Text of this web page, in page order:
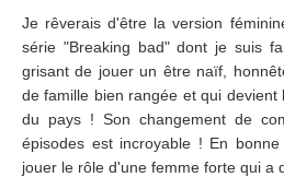
Je rêverais d'être la version
série "Breaking bad" dont je suis
grisant de jouer un être naïf,
de famille bien rangée et qui
du pays ! Son changement de
épisodes est incroyable ! En
jouer le rôle d'une femme forte qui a